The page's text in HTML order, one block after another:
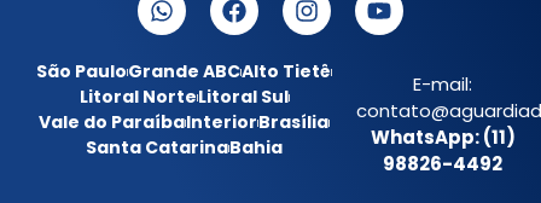
São PauloGrande ABCAlto Tietê
Litoral NorteLitoral Sul
Vale do ParaíbaInteriorBrasília
Santa CatarinaBahia
E-mail:
WhatsApp: (11)
98826-4492